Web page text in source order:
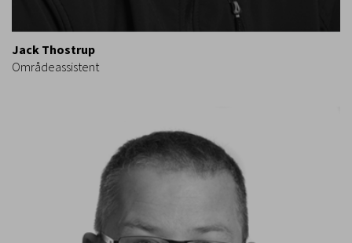
Jack Thostrup
Områdeassistent